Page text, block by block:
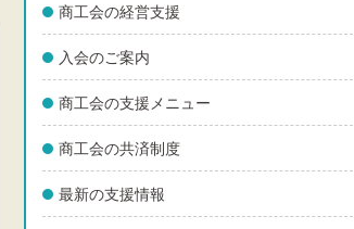
商工会の経営支援
入会のご案内
商工会の支援メニュー
商工会の共済制度
最新の支援情報